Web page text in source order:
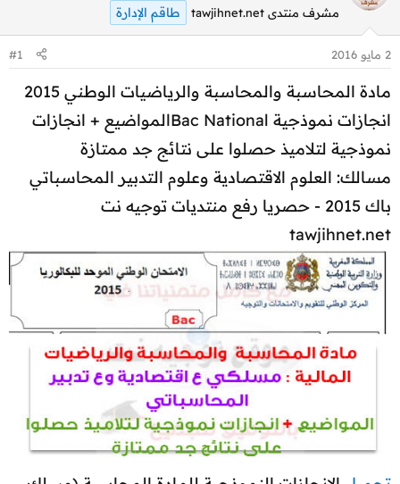
مشرف منتدى tawjihnet.net طاقم الإدارة
2 مايو 2016 #1
مادة المحاسبة والمحاسبة والرياضيات الوطني 2015
انجازات نموذجية Bac Nationalالمواضيع + انجازات
نموذجية لتلاميذ حصلوا على نتائج جد ممتازة
مسالك: العلوم الاقتصادية وعلوم التدبير المحاسباتي
باك 2015 - حصريا رفع منتديات توجيه نت
tawjihnet.net